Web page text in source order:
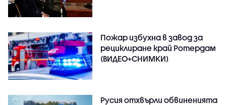
Пожар избухна в завод за
рециклиране край Ротердам
(ВИДЕО+СНИМКИ)
Русия отхвърли обвиненията